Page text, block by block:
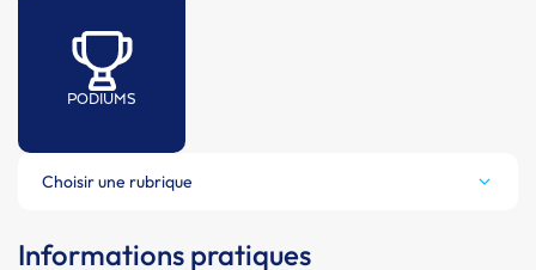
PODIUMS
Choisir une rubrique
Informations pratiques